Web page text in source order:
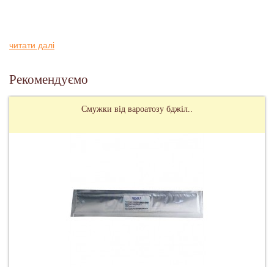
читати далі
Рекомендуємо
Смужки від вароатозу бджіл..